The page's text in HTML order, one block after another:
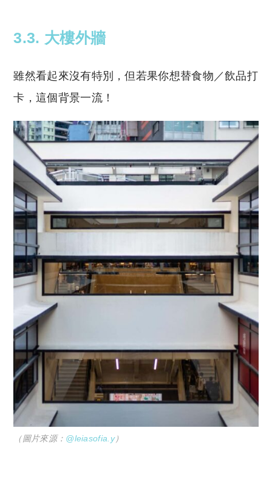
3.3. 大樓外牆
雖然看起來沒有特別，但若果你想替食物／飲品打
卡，這個背景一流！
（圖片來源： @leiasofia.y）